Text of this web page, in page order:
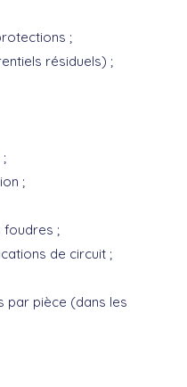
;
résiduels) ;
;
;
de circuit ;
par pièce (dans les